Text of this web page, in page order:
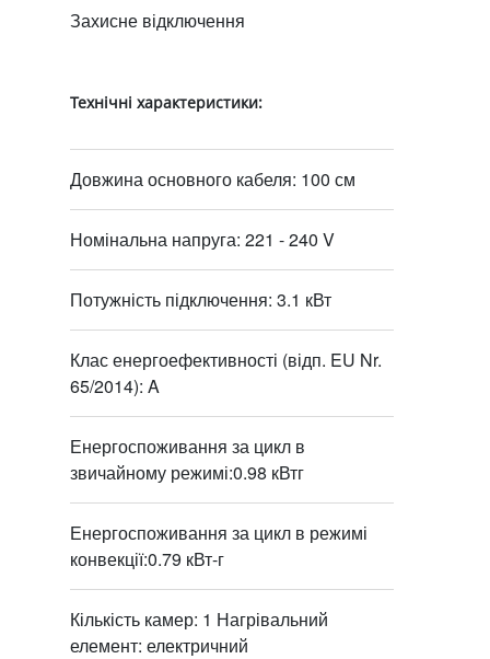
Захисне відключення
Технічні характеристики:
Довжина основного кабеля: 100 см
Номінальна напруга: 221 - 240 V
Потужність підключення: 3.1 кВт
Клас енергоефективності (відп. EU Nr.
65/2014): A
Енергоспоживання за цикл в
звичайному режимі:0.98 кВтг
Енергоспоживання за цикл в режимі
конвекції:0.79 кВт-г
Кількість камер: 1 Нагрівальний
елемент: електричний